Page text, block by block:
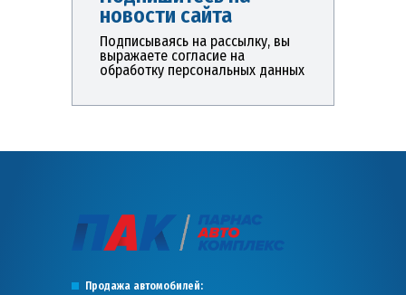
новости сайта
Подписываясь на рассылку, вы
выражаете согласие на
обработку персональных данных
Продажа автомобилей: